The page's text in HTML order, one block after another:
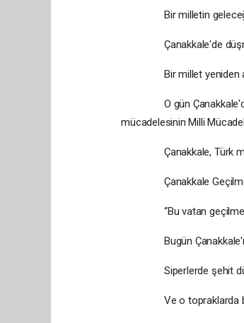
Bir milletin geleceği
Çanakkale'de
Bir millet yeniden
O gün Çanakkale'de
mücadelesinin Milli
Çanakkale, Türk
Çanakkale
“Bu vatan
Bugün Çanakkale'nin
Siperlerde şehit düşen
Ve o topraklarda bir